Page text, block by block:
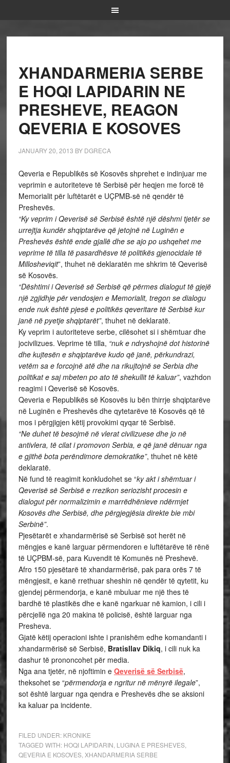
XHANDARMERIA SERBE
E HOQI LAPIDARIN NE
PRESHEVE, REAGON
QEVERIA E KOSOVES
JANUARY 20, 2013 BY DGRECA
Qeveria e Republikës së Kosovës shprehet e indinjuar me
veprimin e autoriteteve të Serbisë për heqjen me forcë të
Memorialit për luftëtarët e UÇPMB-së në qendër të
Preshevës.
“Ky veprim i Qeverisë së Serbisë është një dëshmi tjetër se
urrejtja kundër shqiptarëve që jetojnë në Luginën e
Preshevës është ende gjallë dhe se ajo po ushqehet me
veprime të tilla të pasardhësve të politikës gjenocidale të
Millosheviqit”, thuhet në deklaratën me shkrim të Qeverisë
së Kosovës.
“Dështimi i Qeverisë së Serbisë që përmes dialogut të gjejë
një zgjidhje për vendosjen e Memorialit, tregon se dialogu
ende nuk është pjesë e politikës qeveritare të Serbisë kur
janë në pyetje shqiptarët”, thuhet në deklaratë.
Ky veprim i autoriteteve serbe, cilësohet si i shëmtuar dhe
jocivilizues. Veprime të tilla, “nuk e ndryshojnë dot historinë
dhe kujtesën e shqiptarëve kudo që janë, përkundrazi,
vetëm sa e forcojnë atë dhe na rikujtojnë se Serbia dhe
politikat e saj mbeten po ato të shekullit të kaluar”, vazhdon
reagimi i Qeverisë së Kosovës.
Qeveria e Republikës së Kosovës iu bën thirrje shqiptarëve
në Luginën e Preshevës dhe qytetarëve të Kosovës që të
mos i përgjigjen këtij provokimi qyqar të Serbisë.
“Ne duhet të besojmë në vlerat civilizuese dhe jo në
antivlera, të cilat i promovon Serbia, e që janë dënuar nga
e gjithë bota perëndimore demokratike”, thuhet në këtë
deklaratë.
Në fund të reagimit konkludohet se “ky akt i shëmtuar i
Qeverisë së Serbisë e rrezikon seriozisht procesin e
dialogut për normalizimin e marrëdhënieve ndërmjet
Kosovës dhe Serbisë, dhe përgjegjësia direkte bie mbi
Serbinë”.
Pjesëtarët e xhandarmërisë së Serbisë sot herët në
mëngjes e kanë larguar përmendoren e luftëtarëve të rënë
të UÇPBM-së, para Kuvendit të Komunës në Preshevë.
Afro 150 pjesëtarë të xhandarmërisë, pak para orës 7 të
mëngjesit, e kanë rrethuar sheshin në qendër të qytetit, ku
gjendej përmendorja, e kanë mbuluar me një thes të
bardhë të plastikës dhe e kanë ngarkuar në kamion, i cili i
përcjellë nga 20 makina të policisë, është larguar nga
Presheva.
Gjatë këtij operacioni ishte i pranishëm edhe komandanti i
xhandarmërisë së Serbisë, Bratisllav Dikiq, i cili nuk ka
dashur të prononcohet për media.
Nga ana tjetër, në njoftimin e Qeverisë së Serbisë,
theksohet se “përmendorja e ngritur në mënyrë ilegale”,
sot është larguar nga qendra e Preshevës dhe se aksioni
ka kaluar pa incidente.
FILED UNDER: KRONIKE
TAGGED WITH: HOQI LAPIDARIN LUGINA E PRESHEVES,
QEVERIA E KOSOVES, XHANDARMERIA SERBE